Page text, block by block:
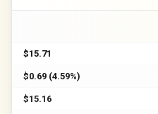
$15.71
$0.69 (4.59%)
$15.16